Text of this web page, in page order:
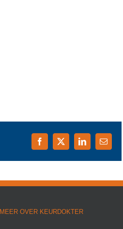
Facebook
X LinkedIn
E-
mail
MEER OVER KEURDOKTER